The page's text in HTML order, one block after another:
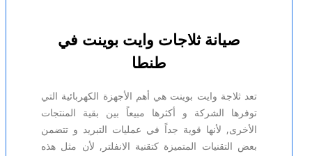
صيانة ثلاجات وايت بوينت في
طنطا
تعد ثلاجة وايت بوينت هي أهم الأجهزة الكهربائية التي
توفرها الشركة و أكثرها مبيعاً بين بقية المنتجات
الأخرى, لأنها قوية جداً في عمليات التبريد و تتضمن
بعض التقنيات المتميزة كتقنية الانفلتر, لأن مثل هذه